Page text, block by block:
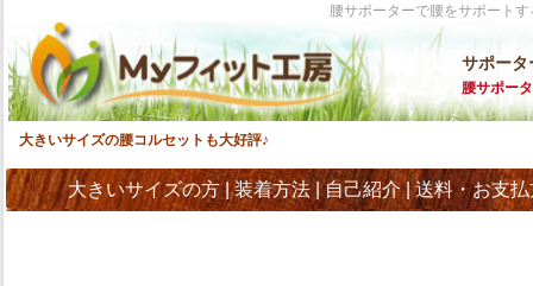
腰サポーターで腰をサポート
サポータ
腰サポー
大きいサイズの腰コルセットも大好評♪
大きいサイズの方|装着方法 |自己紹介|送料・お支